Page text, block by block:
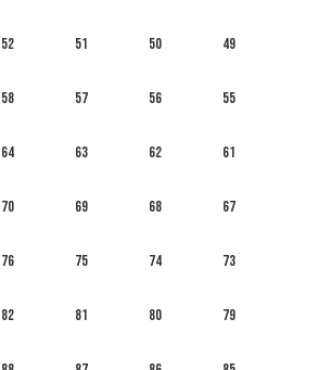
49
50
51
52
55
56
57
58
61
62
63
64
67
68
69
70
73
74
75
76
79
80
81
82